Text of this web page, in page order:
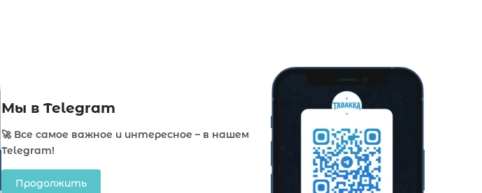
Мы в Telegram
🚀 Все самое важное и интересное – в нашем
Telegram!
Продолжить